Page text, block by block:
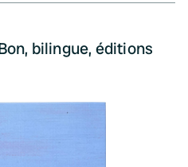
bilingue, éditions